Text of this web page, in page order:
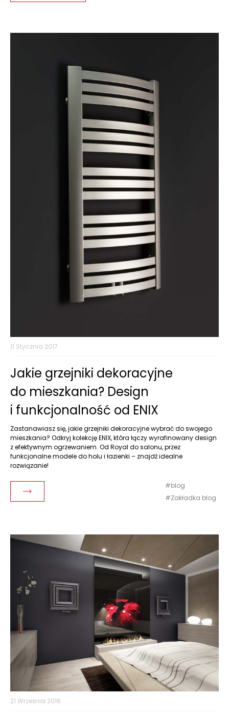
11 Stycznia 2017
Jakie grzejniki dekoracyjne
do mieszkania? Design
i funkcjonalność od ENIX
Zastanawiasz się, jakie grzejniki dekoracyjne wybrać do swojego
mieszkania? Odkryj kolekcję ENIX, która łączy wyrafinowany design
z efektywnym ogrzewaniem. Od Royal do salonu, przez
funkcjonalne modele do holu i łazienki – znajdź idealne
rozwiązanie!
Czytaj dalej
blog
Zakładka blog
21 Września 2016